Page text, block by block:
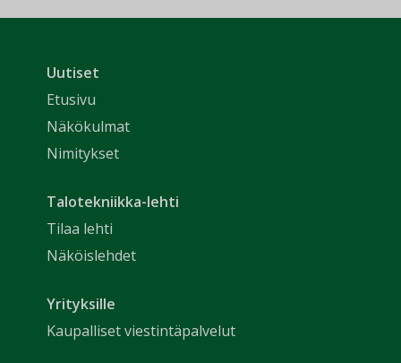
Uutiset
Etusivu
Näkökulmat
Nimitykset
Talotekniikka-lehti
Tilaa lehti
Näköislehdet
Yrityksille
Kaupalliset viestintäpalvelut